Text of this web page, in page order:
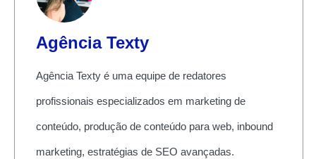
Agência Texty
Agência Texty é uma equipe de redatores
profissionais especializados em marketing de
conteúdo, produção de conteúdo para web, inbound
marketing, estratégias de SEO avançadas.